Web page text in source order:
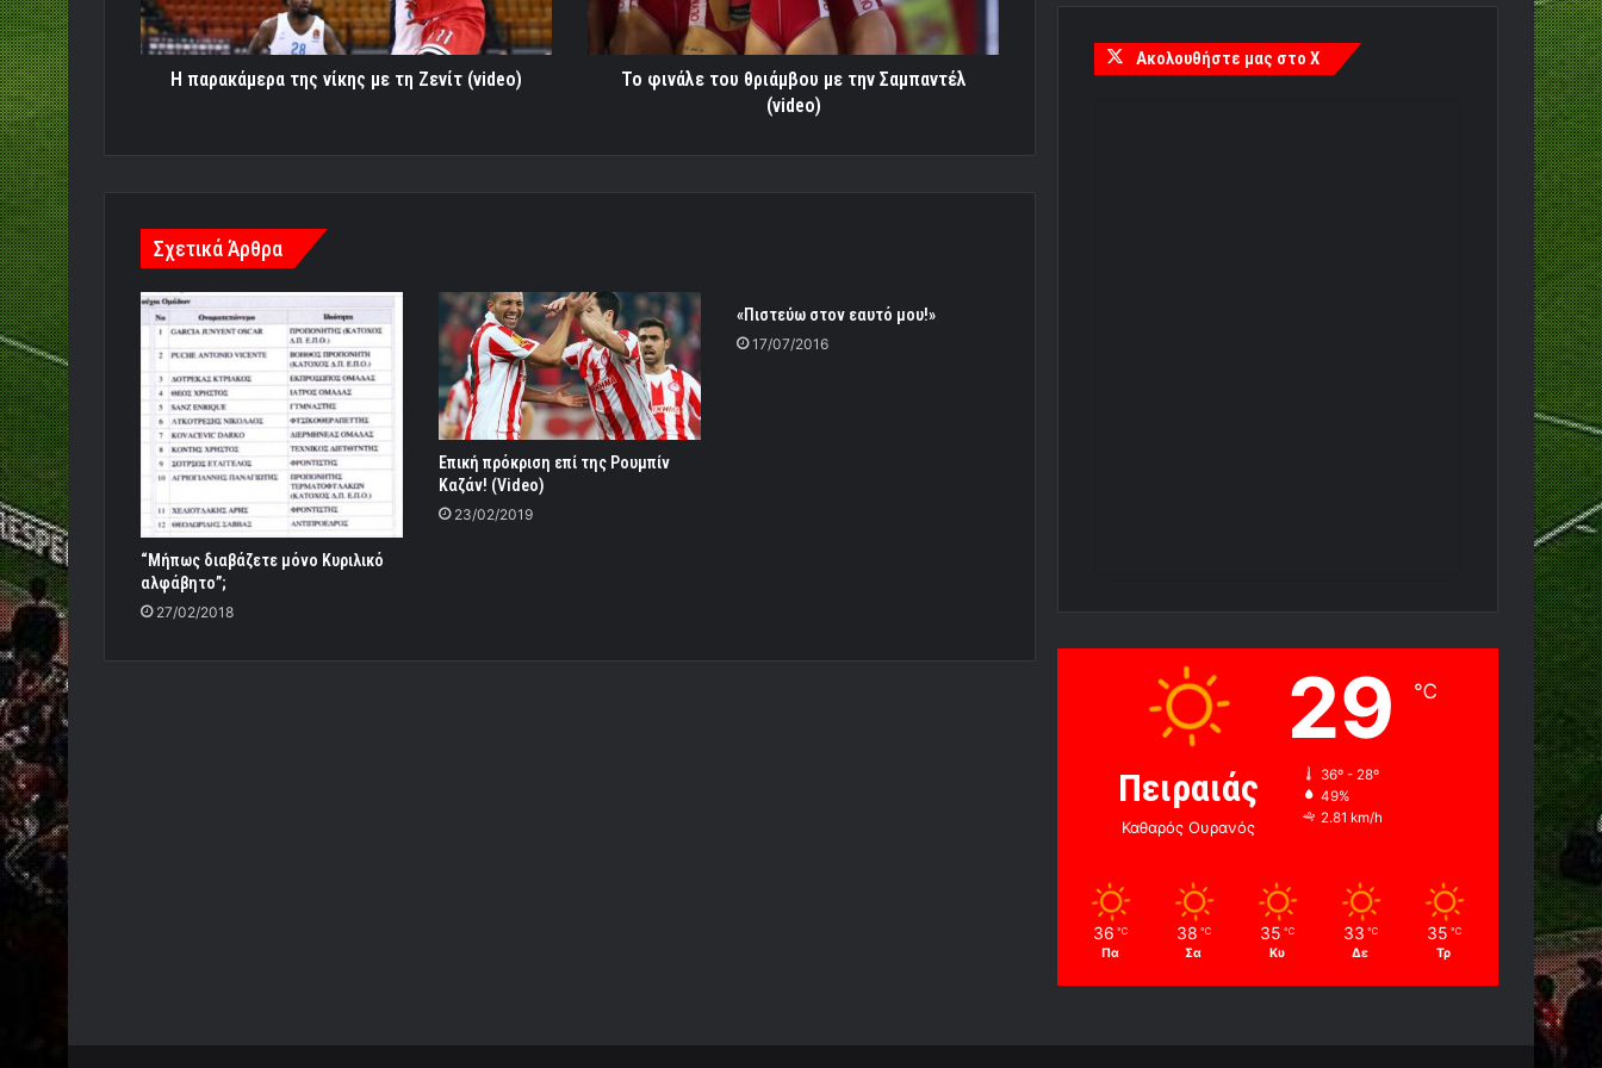
(video)
H παρακάμερα της νίκης με τη Ζενίτ (video)
(video)
Το φινάλε του θριάμβου με την Σαμπαντέλ
(video)
Σχετικά Άρθρα
“Μήπως διαβάζετε μόνο Κυριλικό
αλφάβητο”;
27/02/2018
Επική πρόκριση επί της Ρουμπίν
Καζάν! (Video)
23/02/2019
«Πιστεύω στον εαυτό μου!»
17/07/2016
Ακολουθήστε μας στο X
Πειραιάς
Καθαρός Ουρανός
29 ℃
36º - 28º
49%
2.81 km/h
36 ℃
Πα
38 ℃
Σα
35 ℃
Κυ
33 ℃
Δε
35 ℃
Τρ